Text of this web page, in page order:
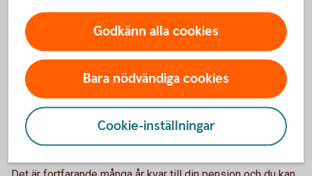
lön. Din bruttolön efter löneväxlingen bör inte understiga 56
100 kronor per månad, då går du miste om avsättningen till
din allmänna pension. Avsättningen dras från bruttolönen,
vilket innebär lägre skatt för arbetstagaren men även för
arbetsgivaren, som i stället kan skjuta till lite extra i
sparande till arbetstagaren.
Val av sparande och arbetad tid
Godkänn alla cookies
Bara nödvändiga cookies
Cookie-inställningar